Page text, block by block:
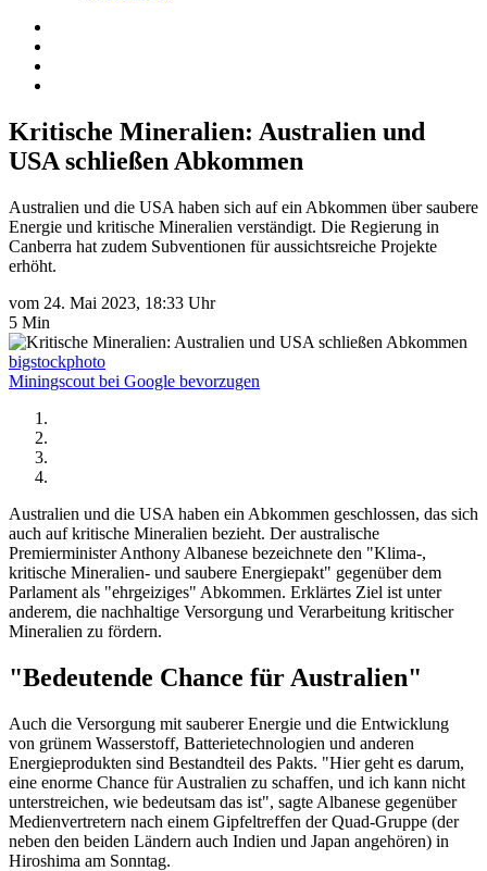
Kritische Mineralien: Australien und
USA schließen Abkommen
Australien und die USA haben sich auf ein Abkommen über saubere
Energie und kritische Mineralien verständigt. Die Regierung in
Canberra hat zudem Subventionen für aussichtsreiche Projekte
erhöht.
vom 24. Mai 2023, 18:33 Uhr
5 Min
bigstockphoto
Miningscout bei Google bevorzugen
Australien und die USA haben ein Abkommen geschlossen, das sich
auch auf kritische Mineralien bezieht. Der australische
Premierminister Anthony Albanese bezeichnete den "Klima-,
kritische Mineralien- und saubere Energiepakt" gegenüber dem
Parlament als "ehrgeiziges" Abkommen. Erklärtes Ziel ist unter
anderem, die nachhaltige Versorgung und Verarbeitung kritischer
Mineralien zu fördern.
"Bedeutende Chance für Australien"
Auch die Versorgung mit sauberer Energie und die Entwicklung
von grünem Wasserstoff, Batterietechnologien und anderen
Energieprodukten sind Bestandteil des Pakts. "Hier geht es darum,
eine enorme Chance für Australien zu schaffen, und ich kann nicht
unterstreichen, wie bedeutsam das ist", sagte Albanese gegenüber
Medienvertretern nach einem Gipfeltreffen der Quad-Gruppe (der
neben den beiden Ländern auch Indien und Japan angehören) in
Hiroshima am Sonntag.